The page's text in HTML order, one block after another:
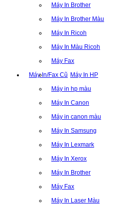
Máy In Brother
Máy In Brother Màu
Máy In Ricoh
Máy In Màu Ricoh
Máy Fax
Máy In/Fax Cũ Máy In HP
Máy in hp màu
Máy In Canon
Máy in canon màu
Máy In Samsung
Máy In Lexmark
Máy In Xerox
Máy In Brother
Máy Fax
Máy In Laser Màu